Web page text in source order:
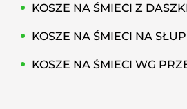
KOSZE NA ŚMIECI Z
KOSZE NA ŚMIECI NA
KOSZE NA ŚMIECI WG